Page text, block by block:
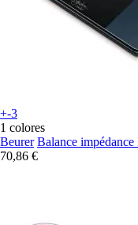
+-3
1 colores
Beurer Balance
70,86 €